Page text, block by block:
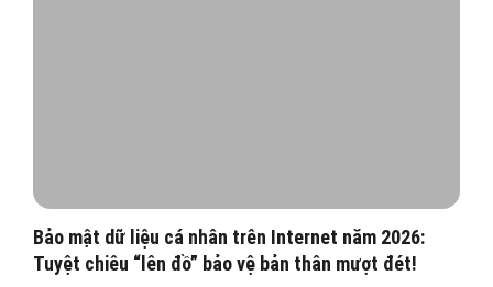
Bảo mật dữ liệu cá nhân trên Internet năm 2026:
Tuyệt chiêu “lên đồ” bảo vệ bản thân mượt đét!